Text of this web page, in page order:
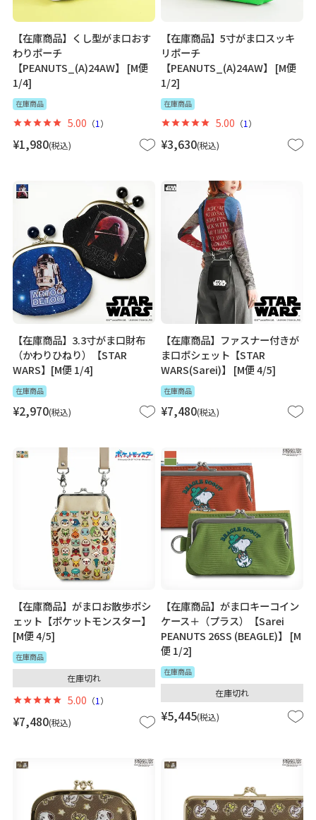
【在庫商品】くし型がま口おす
わりポーチ
【PEANUTS_(A)24AW】 [M便
1/4]
在庫商品
¥1,980 税込
5.00 （1）
【在庫商品】5寸がま口スッキ
リポーチ
【PEANUTS_(A)24AW】 [M便
1/2]
在庫商品
¥3,630 税込
5.00 （1）
【在庫商品】3.3寸がま口財布
（かわりひねり）【STAR
WARS】[M便 1/4]
在庫商品
¥2,970 税込
【在庫商品】ファスナー付きが
ま口ポシェット【STAR
WARS(Sarei)】 [M便 4/5]
在庫商品
¥7,480 税込
【在庫商品】がま口お散歩ポシ
ェット【ポケットモンスター】
[M便 4/5]
在庫商品
¥7,480 税込
在庫切れ
5.00 （1 ）
【在庫商品】がま口キーコイン
ケース＋（プラス）【Sarei
PEANUTS 26SS (BEAGLE)】 [M
便 1/2]
在庫商品
¥5,445 税込
在庫切れ